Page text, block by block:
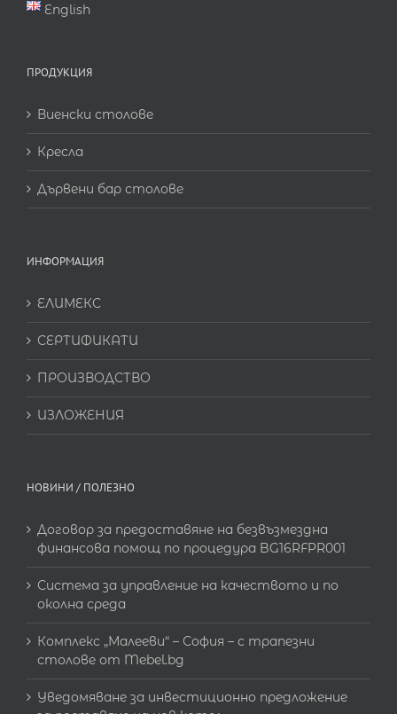
English
ПРОДУКЦИЯ
Виенски столове
Кресла
Дървени бар столове
ИНФОРМАЦИЯ
ЕЛИМЕКС
СЕРТИФИКАТИ
ПРОИЗВОДСТВО
ИЗЛОЖЕНИЯ
НОВИНИ / ПОЛЕЗНО
Договор за предоставяне на безвъзмездна
финансова помощ по процедура BG16RFPR001
Система за управление на качеството и по
околна среда
Комплекс „Малееви“ – София – с трапезни
столове от Mebel.bg
Уведомяване за инвестиционно предложение